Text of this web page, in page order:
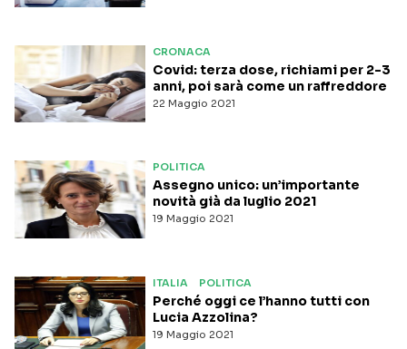
CRONACA
22 Maggio 2021
Covid: terza dose, richiami per 2-3
anni, poi sarà come un raffreddore
POLITICA
19 Maggio 2021
Assegno unico: un’importante
novità già da luglio 2021
ITALIA POLITICA
19 Maggio 2021
Perché oggi ce l’hanno tutti con
Lucia Azzolina?